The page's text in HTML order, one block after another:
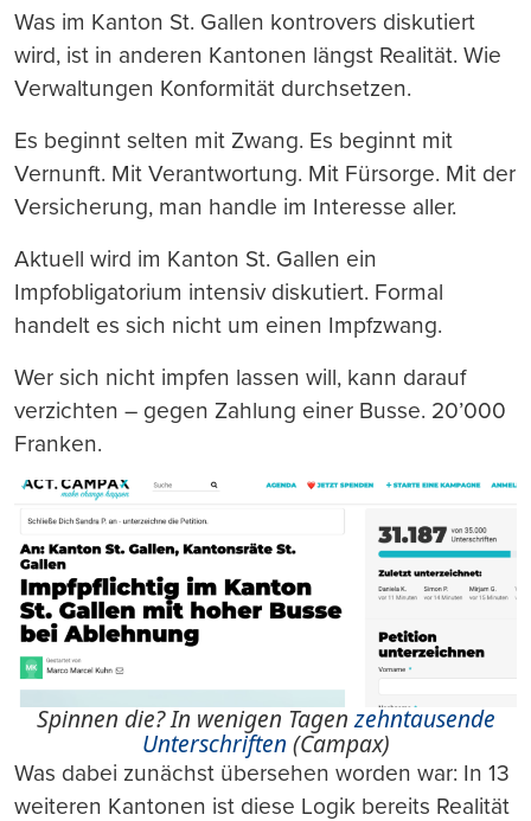
Was im Kanton St. Gallen kontrovers diskutiert
wird, ist in anderen Kantonen längst Realität. Wie
Verwaltungen Konformität durchsetzen.
Es beginnt selten mit Zwang. Es beginnt mit
Vernunft. Mit Verantwortung. Mit Fürsorge. Mit der
Versicherung, man handle im Interesse aller.
Aktuell wird im Kanton St. Gallen ein
Impfobligatorium intensiv diskutiert. Formal
handelt es sich nicht um einen Impfzwang.
Wer sich nicht impfen lassen will, kann darauf
verzichten – gegen Zahlung einer Busse. 20’000
Franken.
Spinnen die? In wenigen Tagenzehntausende
Unterschriften (Campax)
Was dabei zunächst übersehen worden war: In 13
weiteren Kantonen ist diese Logik bereits Realität